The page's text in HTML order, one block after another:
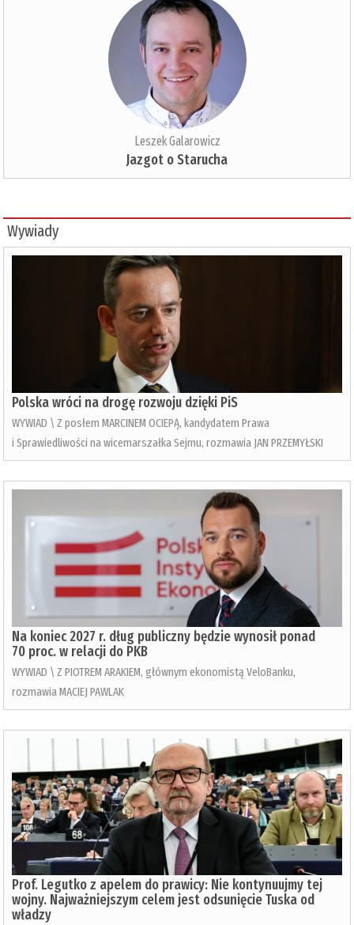
Leszek Galarowicz
Jazgot o Starucha
Wywiady
Polska wróci na drogę rozwoju dzięki PiS
WYWIAD \ Z posłem MARCINEM OCIEPĄ, kandydatem Prawa
i Sprawiedliwości na wicemarszałka Sejmu, rozmawia JAN PRZEMYŁSKI
Na koniec 2027 r. dług publiczny będzie wynosił ponad
70 proc. w relacji do PKB
WYWIAD \ Z PIOTREM ARAKIEM, głównym ekonomistą VeloBanku,
rozmawia MACIEJ PAWLAK
Prof. Legutko z apelem do prawicy: Nie kontynuujmy tej
wojny. Najważniejszym celem jest odsunięcie Tuska od
władzy